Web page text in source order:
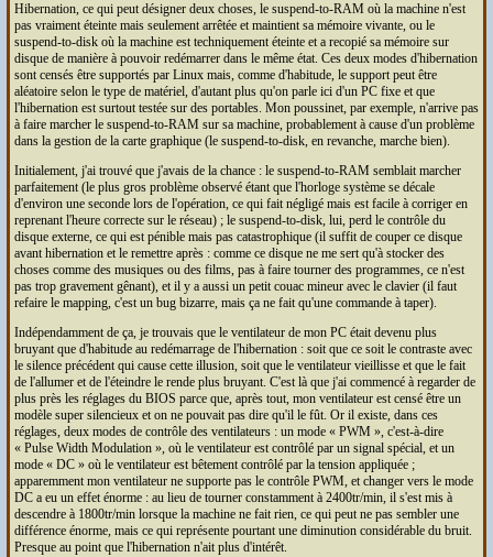
Hibernation, ce qui peut désigner deux choses, le suspend-to-RAMoù la machine n'est
pas vraiment éteinte mais seulement arrêtée et maintient sa mémoire vivante, ou le
suspend-to-disk où la machine est techniquement éteinte et a recopié sa mémoire sur
disque de manière à pouvoir redémarrer dans le même état. Ces deux modes d'hibernation
sont censés être supportés par Linux mais, comme d'habitude, le support peut être
aléatoire selon le type de matériel, d'autant plus qu'on parle ici d'un PCfixe et que
l'hibernation est surtout testée sur des portables. Mon poussinet, par exemple, n'arrive pas
à faire marcher le suspend-to-RAMsur sa machine, probablement à cause d'un problème
dans la gestion de la carte graphique (le suspend-to-disk, en revanche, marche bien).
Initialement, j'ai trouvé que j'avais de la chance : le suspend-to-RAMsemblait marcher
parfaitement (le plus gros problème observé étant que l'horloge système se décale
d'environ une seconde lors de l'opération, ce qui fait négligé mais est facile à corriger en
reprenant l'heure correcte sur le réseau) ; le suspend-to-disk, lui, perd le contrôle du
disque externe, ce qui est pénible mais pas catastrophique (il suffit de couper ce disque
avant hibernation et le remettre après : comme ce disque ne me sert qu'à stocker des
choses comme des musiques ou des films, pas à faire tourner des programmes, ce n'est
pas trop gravement gênant), et il y a aussi un petit couac mineur avec le clavier (il faut
refaire le mapping, c'est un bug bizarre, mais ça ne fait qu'une commande à taper).
Indépendamment de ça, je trouvais que le ventilateur de mon PCétait devenu plus
bruyant que d'habitude au redémarrage de l'hibernation : soit que ce soit le contraste avec
le silence précédent qui cause cette illusion, soit que le ventilateur vieillisse et que le fait
de l'allumer et de l'éteindre le rende plus bruyant. C'est là que j'ai commencé à regarder de
plus près les réglages du BIOS parce que, après tout, mon ventilateur est censé être un
modèle super silencieux et on ne pouvait pas dire qu'il le fût. Or il existe, dans ces
réglages, deux modes de contrôle des ventilateurs : un mode
PWM
, c'est-à-dire
Pulse Width Modulation
, où le ventilateur est contrôlé par un signal spécial, et un
mode
DC
où le ventilateur est bêtement contrôlé par la tension appliquée ;
apparemment mon ventilateur ne supporte pas le contrôle PWM, et changer vers le mode
DCa eu un effet énorme : au lieu de tourner constamment à 2400tr/min, il s'est mis à
descendre à 1800tr/min lorsque la machine ne fait rien, ce qui peut ne pas sembler une
différence énorme, mais ce qui représente pourtant une diminution considérable du bruit.
Presque au point que l'hibernation n'ait plus d'intérêt.